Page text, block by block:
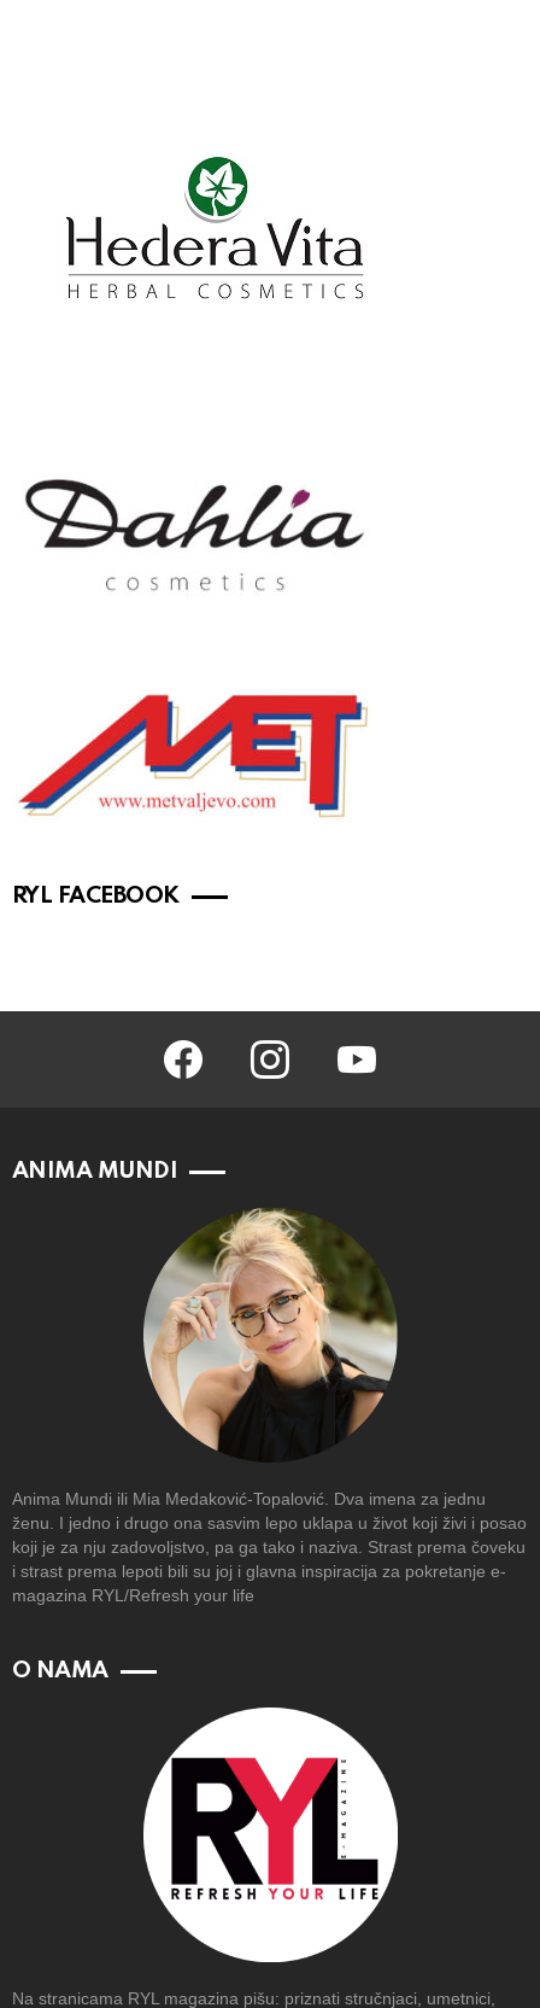
RYL FACEBOOK
facebook instagram
ANIMA MUNDI
Anima Mundi ili Mia Medaković-Topalović. Dva imena za jednu
ženu. I jedno i drugo ona sasvim lepo uklapa u život koji živi i posao
koji je za nju zadovoljstvo, pa ga tako i naziva. Strast prema čoveku
i strast prema lepoti bili su joj i glavna inspiracija za pokretanje e-
magazina RYL/Refresh your life
O NAMA
Na stranicama RYL magazina pišu: priznati stručnjaci, umetnici,